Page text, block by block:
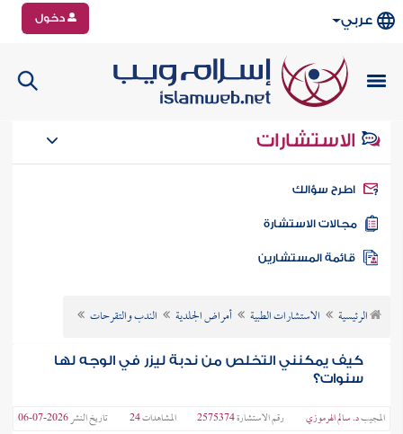
عربي دخول
الاستشارات
سؤالك
الاستشارة
الرئيسية الاستشارات الطبية أمراض الجلدية الندب والتقرحات
كيف يمكنني التخلص من ندبة ليزر في الوجه لها
سنوات؟
المجيبد. سالم الهرموزي رقم الاستشارة2575374 المشاهدات24 تاريخ النشر2026-07-06